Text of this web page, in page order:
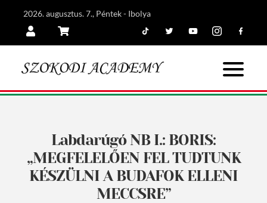
2026. augusztus. 7., Péntek - Ibolya
Labdarúgó NB I.: BORIS:
„MEGFELELŐEN FEL TUDTUNK
KÉSZÜLNI A BUDAFOK ELLENI
MECCSRE”